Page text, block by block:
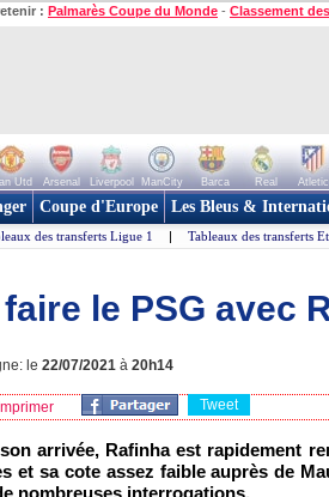
: Palmarès Coupe du Monde - Classement
Utd Arsenal Liverpool ManCity Barca Real
Coupe d'Europe Les Bleus &
des transferts Ligue 1 | Tableaux des transferts
le PSG avec
le 22/07/2021 à 20h14
Imprimer Tweet
arrivée, Rafinha est rapidement
et sa cote assez faible auprès de
nombreuses interrogations.